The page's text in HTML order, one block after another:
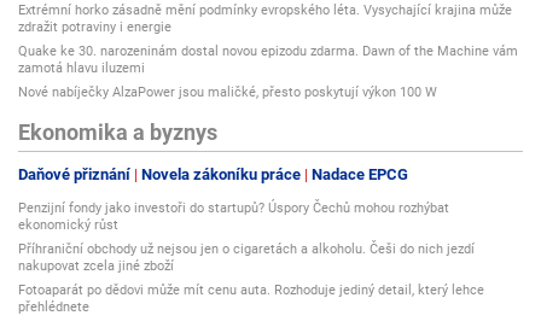
při hojení HEMOROIDŮ:
Doporučujeme aplikovat alespoň 2x denně - ráno a večer nebo po každém
1. Nejdříve důkladně očistěte postižené místo vodou nebo nejlépe
roztokem ActiMaris Sensitiv - navlhčete např. vatový tampón nebo
gázu roztokem a očistěte postiženou oblast.
2. Následně naneste ActiMaris Gel ve vrstvě cca 1 - 2 mm na postižené
místo.
Přečtěte si více o inovativní a účinné léčbě hemoroidů.
Extrémní horko zásadně mění podmínky evropského léta. Vysychající krajina může
zdražit potraviny i energie
Quake ke 30. narozeninám dostal novou epizodu zdarma. Dawn of the Machine vám
zamotá hlavu iluzemi
Nové nabíječky AlzaPower jsou maličké, přesto poskytují výkon 100 W
Ekonomika a byznys
Daňové přiznání Novela zákoníku práce Nadace EPCG
Penzijní fondy jako investoři do startupů? Úspory Čechů mohou rozhýbat
ekonomický růst
Příhraniční obchody už nejsou jen o cigaretách a alkoholu. Češi do nich jezdí
nakupovat zcela jiné zboží
Fotoaparát po dědovi může mít cenu auta. Rozhoduje jediný detail, který lehce
přehlédnete